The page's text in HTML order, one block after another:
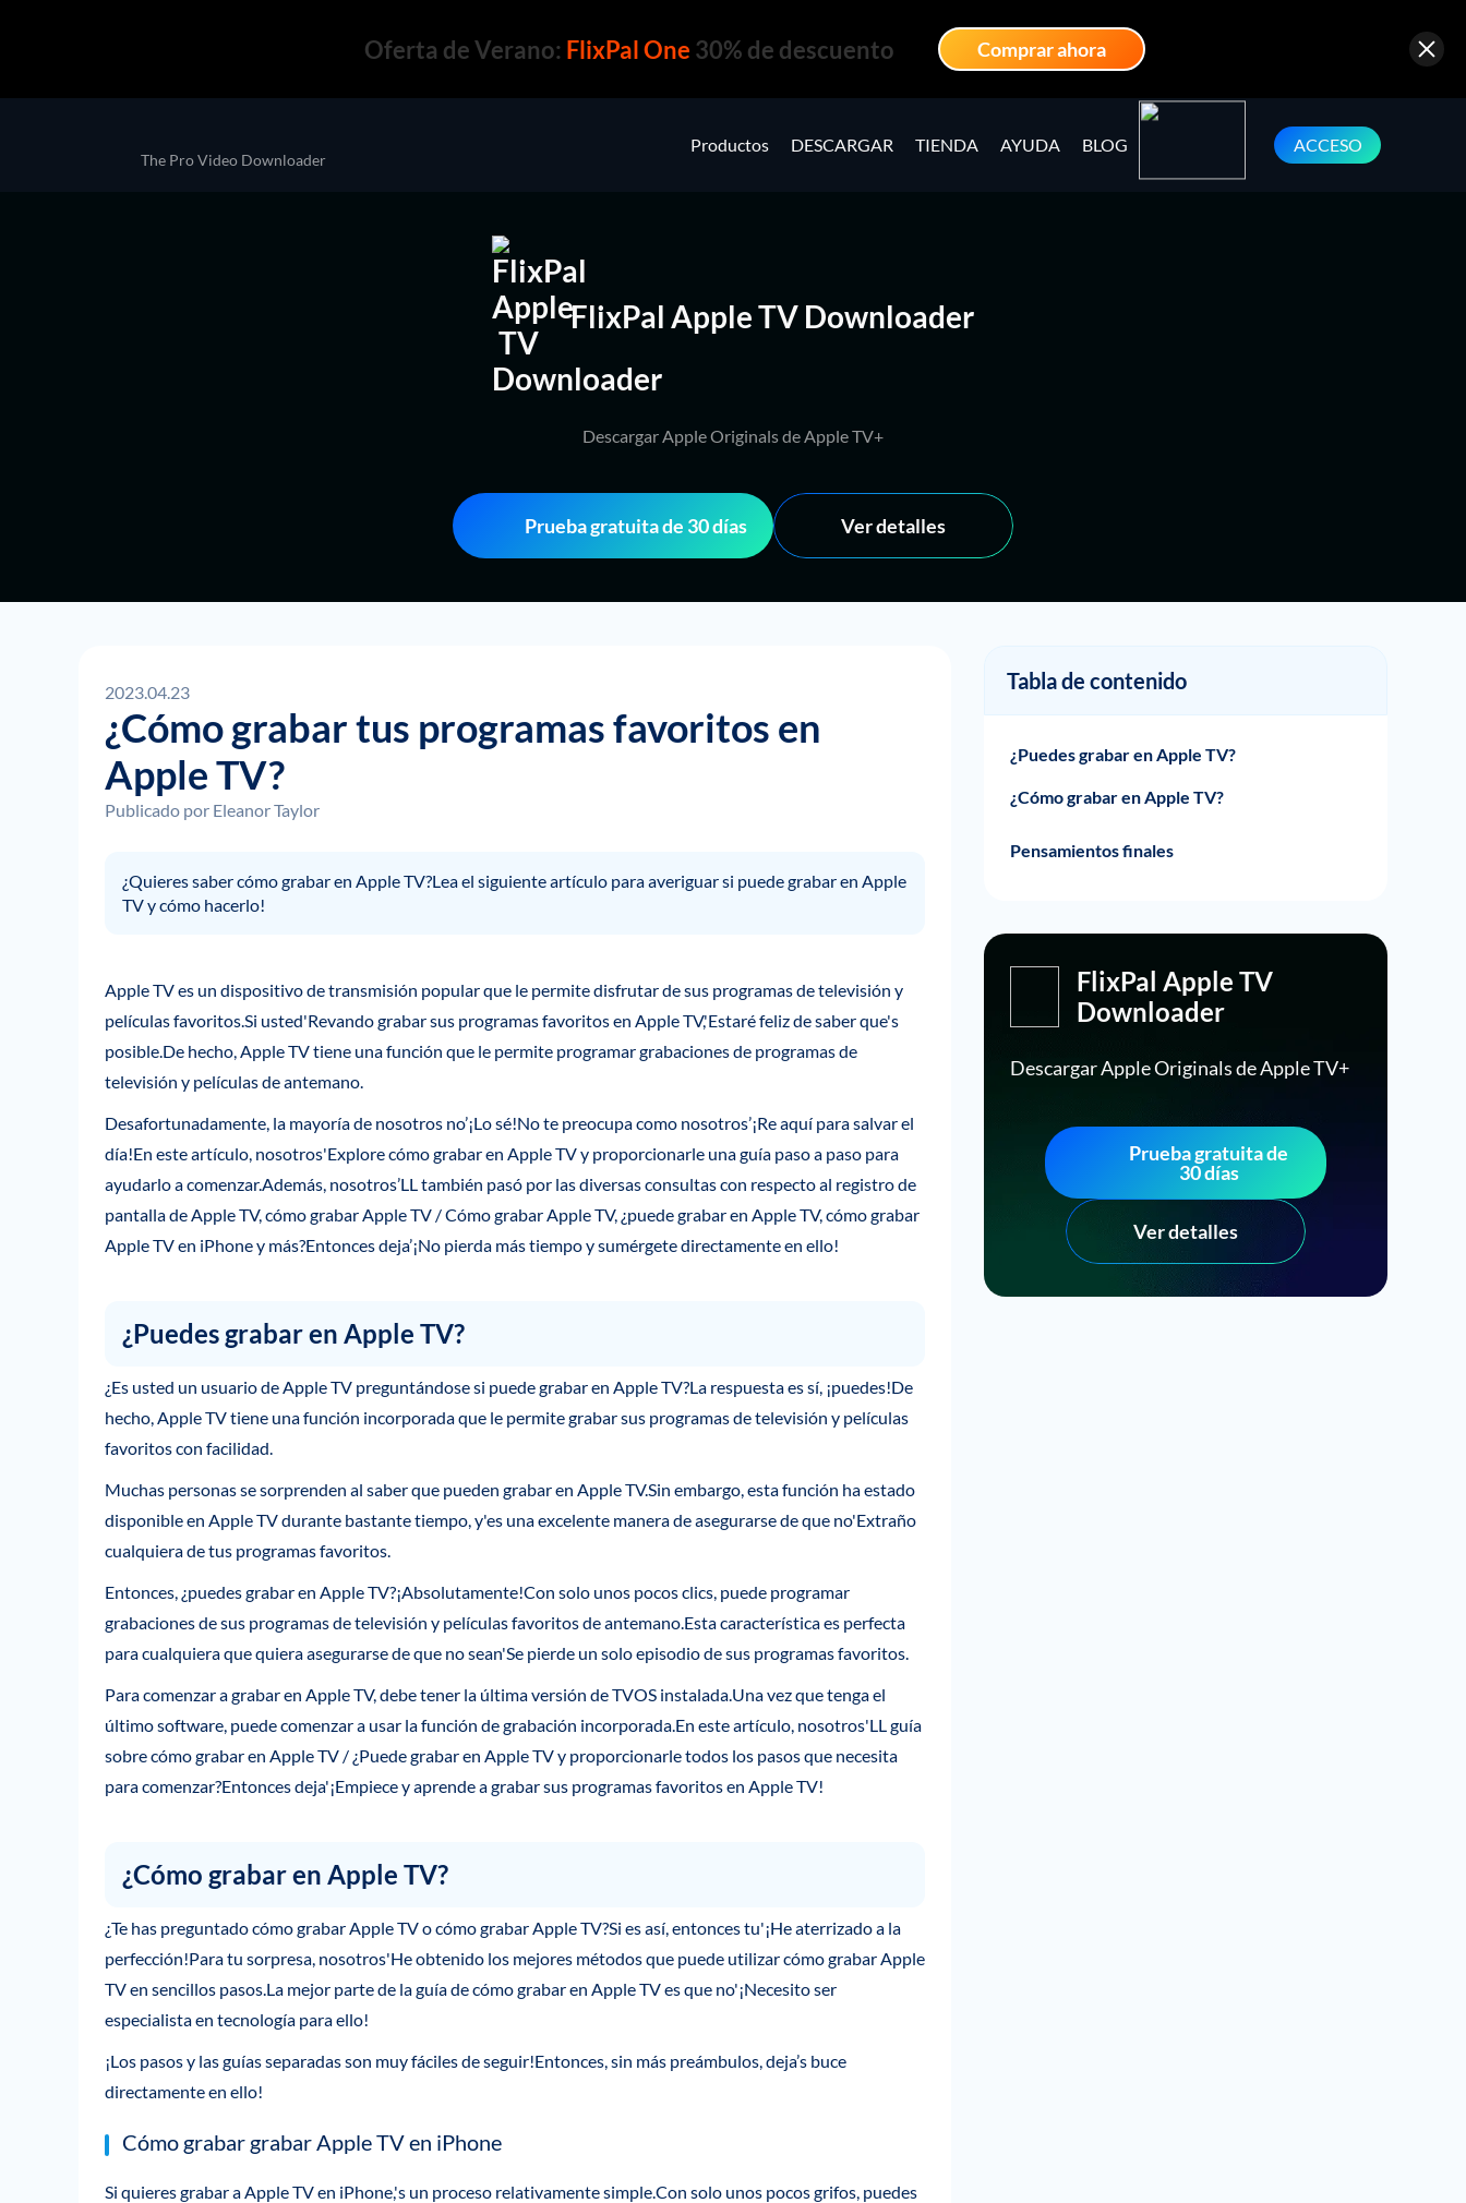
The Pro Video Downloader
Productos DESCARGAR TIENDA AYUDA BLOG ACCESO
Oferta de Verano: FlixPal One 30% de descuento Comprar ahora
FlixPal Apple TV Downloader
Descargar Apple Originals de Apple TV+
Prueba gratuita de 30 días Ver detalles
2023.04.23
¿Cómo grabar tus programas favoritos en
Apple TV?
Publicado por Eleanor Taylor
¿Quieres saber cómo grabar en Apple TV?Lea el siguiente artículo para averiguar si puede grabar en Apple
TV y cómo hacerlo!
Apple TV es un dispositivo de transmisión popular que le permite disfrutar de sus programas de televisión y
películas favoritos.Si usted'Revando grabar sus programas favoritos en Apple TV,'Estaré feliz de saber que's
posible.De hecho, Apple TV tiene una función que le permite programar grabaciones de programas de
televisión y películas de antemano.
Desafortunadamente, la mayoría de nosotros no’¡Lo sé!No te preocupa como nosotros’¡Re aquí para salvar el
día!En este artículo, nosotros'Explore cómo grabar en Apple TV y proporcionarle una guía paso a paso para
ayudarlo a comenzar.Además, nosotros’LL también pasó por las diversas consultas con respecto al registro de
pantalla de Apple TV, cómo grabar Apple TV / Cómo grabar Apple TV, ¿puede grabar en Apple TV, cómo grabar
Apple TV en iPhone y más?Entonces deja’¡No pierda más tiempo y sumérgete directamente en ello!
¿Puedes grabar en Apple TV?
¿Es usted un usuario de Apple TV preguntándose si puede grabar en Apple TV?La respuesta es sí, ¡puedes!De
hecho, Apple TV tiene una función incorporada que le permite grabar sus programas de televisión y películas
favoritos con facilidad.
Muchas personas se sorprenden al saber que pueden grabar en Apple TV.Sin embargo, esta función ha estado
disponible en Apple TV durante bastante tiempo, y'es una excelente manera de asegurarse de que no'Extraño
cualquiera de tus programas favoritos.
Entonces, ¿puedes grabar en Apple TV?¡Absolutamente!Con solo unos pocos clics, puede programar
grabaciones de sus programas de televisión y películas favoritos de antemano.Esta característica es perfecta
para cualquiera que quiera asegurarse de que no sean'Se pierde un solo episodio de sus programas favoritos.
Para comenzar a grabar en Apple TV, debe tener la última versión de TVOS instalada.Una vez que tenga el
último software, puede comenzar a usar la función de grabación incorporada.En este artículo, nosotros'LL guía
sobre cómo grabar en Apple TV / ¿Puede grabar en Apple TV y proporcionarle todos los pasos que necesita
para comenzar?Entonces deja'¡Empiece y aprende a grabar sus programas favoritos en Apple TV!
¿Cómo grabar en Apple TV?
¿Te has preguntado cómo grabar Apple TV o cómo grabar Apple TV?Si es así, entonces tu'¡He aterrizado a la
perfección!Para tu sorpresa, nosotros'He obtenido los mejores métodos que puede utilizar cómo grabar Apple
TV en sencillos pasos.La mejor parte de la guía de cómo grabar en Apple TV es que no'¡Necesito ser
especialista en tecnología para ello!
¡Los pasos y las guías separadas son muy fáciles de seguir!Entonces, sin más preámbulos, deja’s buce
directamente en ello!
Cómo grabar grabar Apple TV en iPhone
Si quieres grabar a Apple TV en iPhone,'s un proceso relativamente simple.Con solo unos pocos grifos, puedes
Tabla de contenido
¿Puedes grabar en Apple TV?
¿Cómo grabar en Apple TV?
Pensamientos finales
FlixPal Apple TV
Downloader
Descargar Apple Originals de Apple TV+
Prueba gratuita de
30 días
Ver detalles